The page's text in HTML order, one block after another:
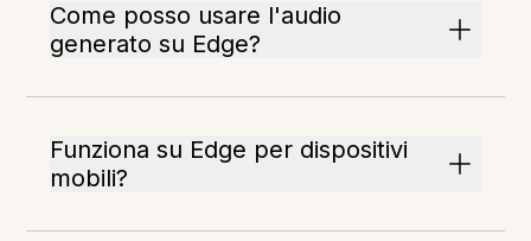
Come posso usare l'audio
generato su Edge?
Funziona su Edge per dispositivi
mobili?